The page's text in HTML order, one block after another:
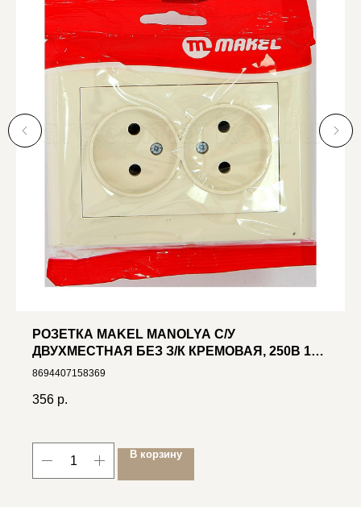
РОЗЕТКА MAKEL MANOLYA С/У
ДВУХМЕСТНАЯ БЕЗ З/К КРЕМОВАЯ, 250В 16А
(41.010.017)
8694407158369
356 р.
В корзину